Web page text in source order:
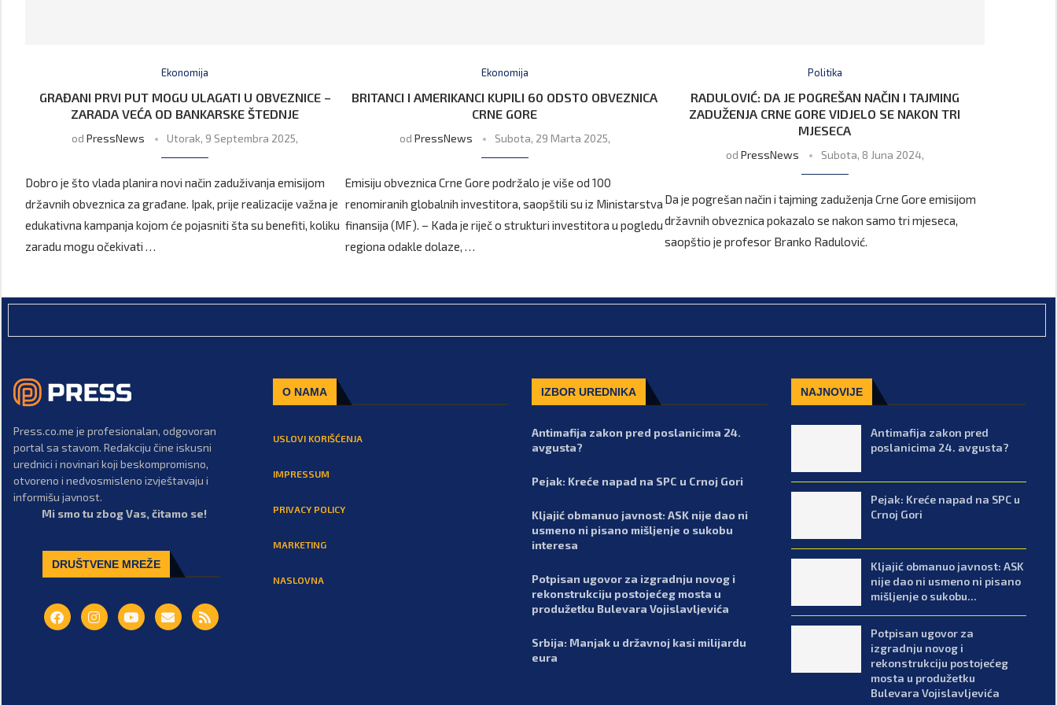
Ekonomija
GRAĐANI PRVI PUT MOGU ULAGATI U OBVEZNICE –
ZARADA VEĆA OD BANKARSKE ŠTEDNJE
odPressNews Utorak, 9 Septembra 2025,
Dobro je što vlada planira novi način zaduživanja emisijom
državnih obveznica za građane. Ipak, prije realizacije važna je
edukativna kampanja kojom će pojasniti šta su benefiti, koliku
zaradu mogu očekivati …
Ekonomija
BRITANCI I AMERIKANCI KUPILI 60 ODSTO OBVEZNICA
CRNE GORE
od PressNews Subota, 29 Marta 2025,
Emisiju obveznica Crne Gore podržalo je više od 100
renomiranih globalnih investitora, saopštili su iz Ministarstva
finansija (MF). – Kada je riječ o strukturi investitora u pogledu
regiona odakle dolaze, …
Politika
RADULOVIĆ: DA JE POGREŠAN NAČIN I TAJMING
ZADUŽENJA CRNE GORE VIDJELO SE NAKON TRI
MJESECA
od PressNews Subota, 8 Juna 2024,
Da je pogrešan način i tajming zaduženja Crne Gore emisijom
državnih obveznica pokazalo se nakon samo tri mjeseca,
saopštio je profesor Branko Radulović.
Press.co.me je profesionalan, odgovoran
portal sa stavom. Redakciju čine iskusni
urednici i novinari koji beskompromisno,
otvoreno i nedvosmisleno izvještavaju i
informišu javnost.
Mi smo tu zbog Vas, čitamo se!
DRUŠTVENE MREŽE
O NAMA
USLOVI KORIŠĆENJA
IMPRESSUM
PRIVACY POLICY
MARKETING
NASLOVNA
IZBOR UREDNIKA
Antimafija zakon pred poslanicima 24.
avgusta?
Pejak: Kreće napad na SPC u Crnoj Gori
Kljajić obmanuo javnost: ASK nije dao ni
usmeno ni pisano mišljenje o sukobu
interesa
Potpisan ugovor za izgradnju novog i
rekonstrukciju postojećeg mosta u
produžetku Bulevara Vojislavljevića
Srbija: Manjak u državnoj kasi milijardu
eura
NAJNOVIJE
Antimafija zakon pred
poslanicima 24. avgusta?
Pejak: Kreće napad na SPC u
Crnoj Gori
Kljajić obmanuo javnost: ASK
nije dao ni usmeno ni pisano
mišljenje o sukobu...
Potpisan ugovor za
izgradnju novog i
rekonstrukciju postojećeg
mosta u produžetku
Bulevara Vojislavljevića